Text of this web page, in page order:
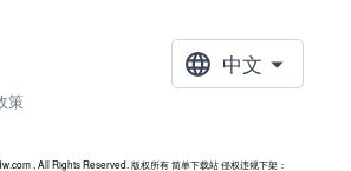
策
中文
, All Rights Reserved. 版权所有 简单下载站 侵权违规下架：